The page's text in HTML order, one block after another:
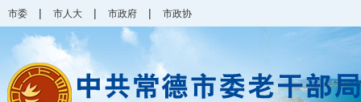
市委 | 市人大 | 市政府 | 市政协